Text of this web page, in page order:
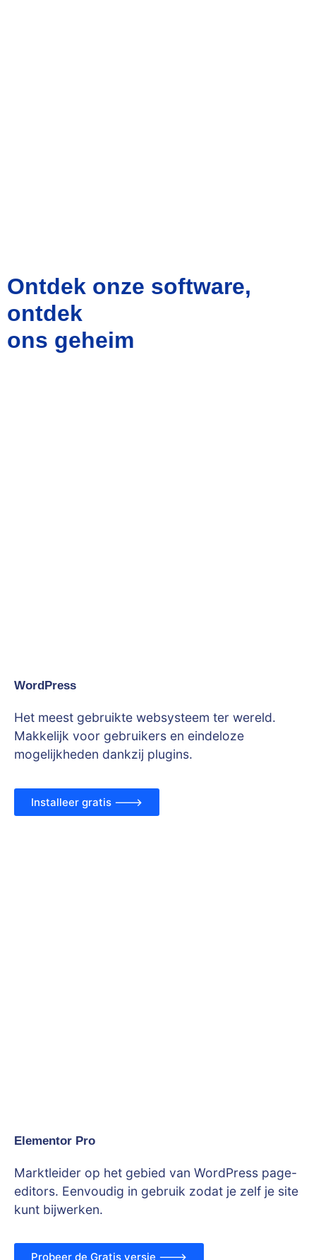
Ontdek onze software,
ontdek
ons geheim
WordPress
Het meest gebruikte websysteem ter wereld.
Makkelijk voor gebruikers en eindeloze
mogelijkheden dankzij plugins.
Installeer gratis --->
Elementor Pro
Marktleider op het gebied van WordPress page-
editors. Eenvoudig in gebruik zodat je zelf je site
kunt bijwerken.
Probeer de Gratis versie --->